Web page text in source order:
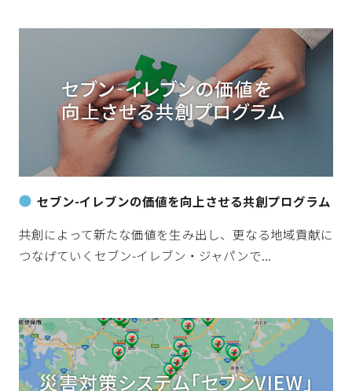
セブン-イレブンの価値を向上させる共創プログラム
共創によって新たな価値を生み出し、更なる地域貢献に
つなげていくセブン-イレブン・ジャパンで...